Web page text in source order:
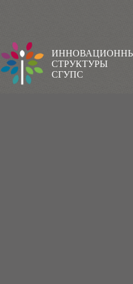
СТРУКТУРЫ
СГУПС